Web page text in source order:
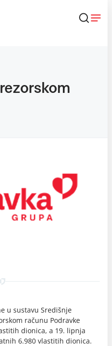
u sustavu Središnje
računu Podravke
dionica, a 19. lipnja
6.980 vlastitih dionica.